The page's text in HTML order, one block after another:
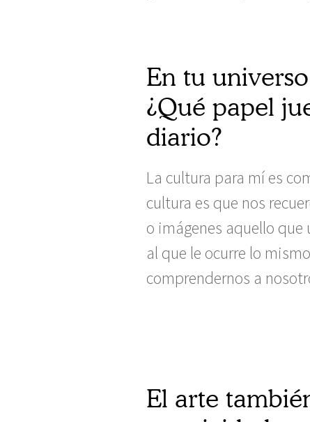
En tu
¿Qué papel
diario?
La cultura para mí es
cultura es que nos
o imágenes aquello
al que le ocurre lo
comprendernos a
El arte